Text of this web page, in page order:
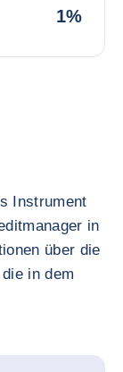
1%
Instrument
in
über die
in dem